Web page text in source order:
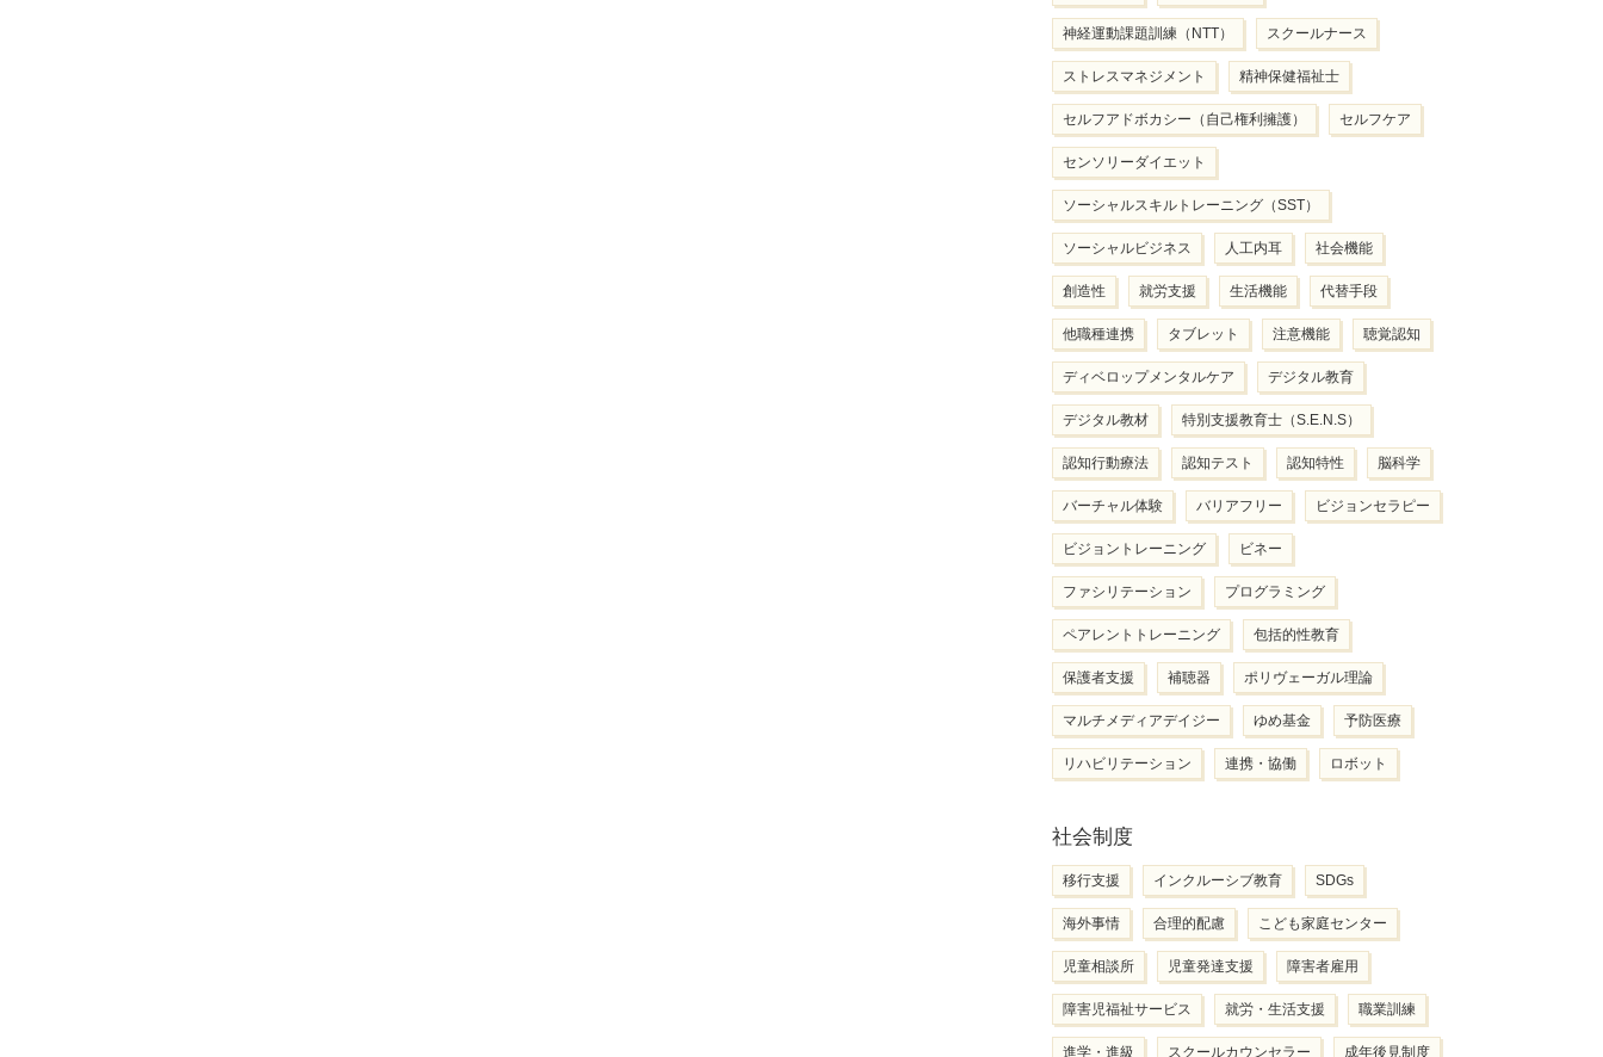
神経運動課題訓練（NTT） スクールナース
ストレスマネジメント 精神保健福祉士
セルフアドボカシー（自己権利擁護） セルフケア
センソリーダイエット
ソーシャルスキルトレーニング（SST）
ソーシャルビジネス 人工内耳 社会機能
創造性 就労支援 生活機能 代替手段
他職種連携 タブレット 注意機能 聴覚認知
ディベロップメンタルケア デジタル教育
デジタル教材 特別支援教育士（S.E.N.S）
認知行動療法 認知テスト 認知特性 脳科学
バーチャル体験 バリアフリー ビジョンセラピー
ビジョントレーニング ビネー
ファシリテーション プログラミング
ペアレントトレーニング 包括的性教育
保護者支援 補聴器 ポリヴェーガル理論
マルチメディアデイジー ゆめ基金 予防医療
リハビリテーション 連携・協働 ロボット
社会制度
移行支援 インクルーシブ教育 SDGs
海外事情 合理的配慮 こども家庭センター
児童相談所 児童発達支援 障害者雇用
障害児福祉サービス 就労・生活支援 職業訓練
進学・進級 スクールカウンセラー 成年後見制度